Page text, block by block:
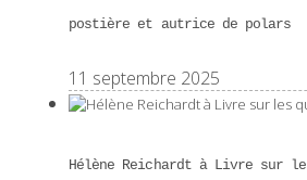
postière et autrice de polars
11 septembre 2025
Hélène Reichardt à Livre sur